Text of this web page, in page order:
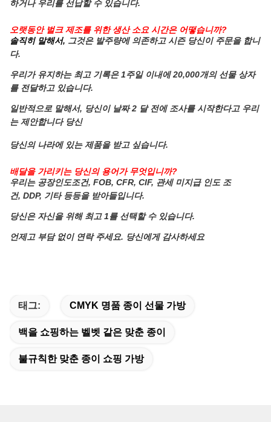
하거나 우리를 선납할 수 있습니다.
오랫동안 벌크 제조를 위한 생산 소요 시간은 어떻습니까?
솔직히 말해서, 그것은 발주량에 의존하고 시즌 당신이 주문을 합니
다.
우리가 유지하는 최고 기록은 1주일 이내에 20,000개의 선물 상자
를 전달하고 있습니다.
일반적으로 말해서, 당신이 날짜 2 달 전에 조사를 시작한다고 우리
는 제안합니다 당신
당신의 나라에 있는 제품을 받고 싶습니다.
배달을 가리키는 당신의 용어가 무엇입니까?
우리는 공장인도조건, FOB, CFR, CIF, 관세 미지급 인도 조
건, DDP, 기타 등등을 받아들입니다.
당신은 자신을 위해 최고 1를 선택할 수 있습니다.
언제고 부담 없이 연락 주세요. 당신에게 감사하세요
태그: CMYK 명품 종이 선물 가방
백을 쇼핑하는 벨벳 같은 맞춘 종이
불규칙한 맞춘 종이 쇼핑 가방